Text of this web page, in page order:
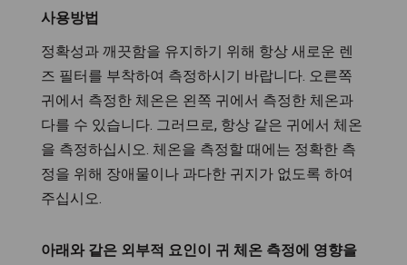
사용방법
정확성과 깨끗함을 유지하기 위해 항상 새로운 렌
즈 필터를 부착하여 측정하시기 바랍니다. 오른쪽
귀에서 측정한 체온은 왼쪽 귀에서 측정한 체온과
다를 수 있습니다. 그러므로, 항상 같은 귀에서 체온
을 측정하십시오. 체온을 측정할 때에는 정확한 측
정을 위해 장애물이나 과다한 귀지가 없도록 하여
주십시오.
아래와 같은 외부적 요인이 귀 체온 측정에 영향을